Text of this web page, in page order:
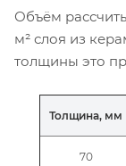
Объём
м² слоя из
толщины это
Толщина, мм
70